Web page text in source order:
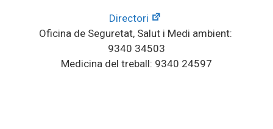
Directori
Oficina de Seguretat, Salut i Medi ambient:
9340 34503
Medicina del treball: 9340 24597